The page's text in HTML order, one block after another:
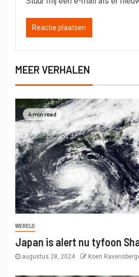
MEER VERHALEN
4 min read
WERELD
Japan is alert nu tyfoon
augustus 28, 2024 Koen